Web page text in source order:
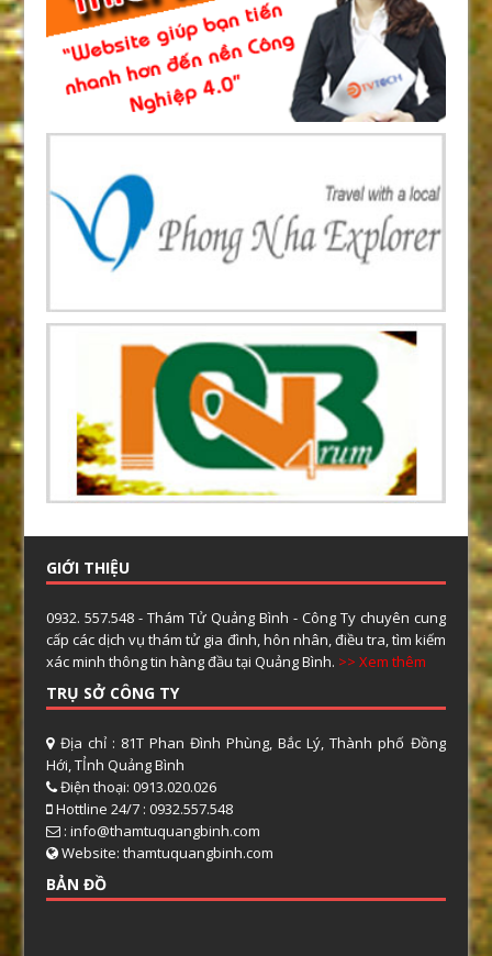
GIỚI THIỆU
0932. 557.548 - Thám Tử Quảng Bình - Công Ty chuyên cung
cấp các dịch vụ thám tử gia đình, hôn nhân, điều tra, tìm kiếm
xác minh thông tin hàng đầu tại Quảng Bình. >> Xem thêm
TRỤ SỞ CÔNG TY
Địa chỉ : 81T Phan Đình Phùng, Bắc Lý, Thành phố Đồng
Hới, TỈnh Quảng Bình
Điện thoại: 0913.020.026
Hottline 24/7 : 0932.557.548
: info@thamtuquangbinh.com
Website: thamtuquangbinh.com
BẢN ĐỒ